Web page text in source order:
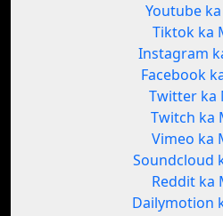
Youtube
Tiktok ka
Instagram
Facebook
Twitter ka
Twitch ka
Vimeo ka
Soundcloud
Reddit ka
Dailymotion